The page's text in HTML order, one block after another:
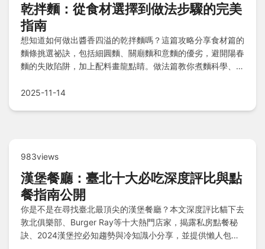
乾拌麵：從食材選擇到做法步驟的完美
指南
想知道如何做出醬香四溢的乾拌麵嗎？這篇攻略分享食材篇的
麵條挑選祕訣，包括細圓麵、關廟麵和意麵的優劣，避開陽春
麵的失敗陷阱，加上配料畫龍點睛。做法篇教你煮麵科學、瀝
還有Q&A快問快答，讓您輕鬆掌握乾拌麵的精髓！
2025-11-14
983views
漢堡餐廳：臺北十大必吃深度評比與點
餐指南公開
你是不是在尋找臺北最頂尖的漢堡餐廳？本文深度評比貓下去
敦北俱樂部、Burger Ray等十大熱門店家，揭露私房點餐秘
訣、2024漢堡控必知趨勢與冷知識小分享，並提供懶人包特